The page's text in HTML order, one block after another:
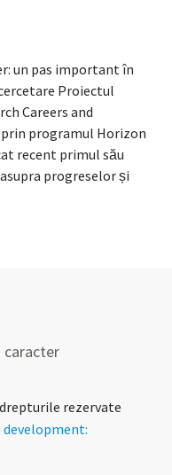
un pas important în
Proiectul
Careers and
programul Horizon
recent primul său
progreselor și
rezervate
development:
caracter